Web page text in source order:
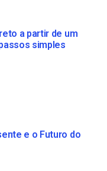
a partir de um
simples
e o Futuro do